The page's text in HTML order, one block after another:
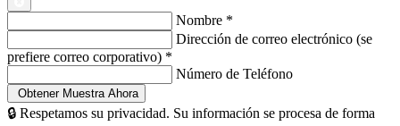
Nombre *
Dirección de correo electrónico (se
prefiere correo corporativo) *
Número de Teléfono
🔒 Respetamos su privacidad. Su información se procesa de forma